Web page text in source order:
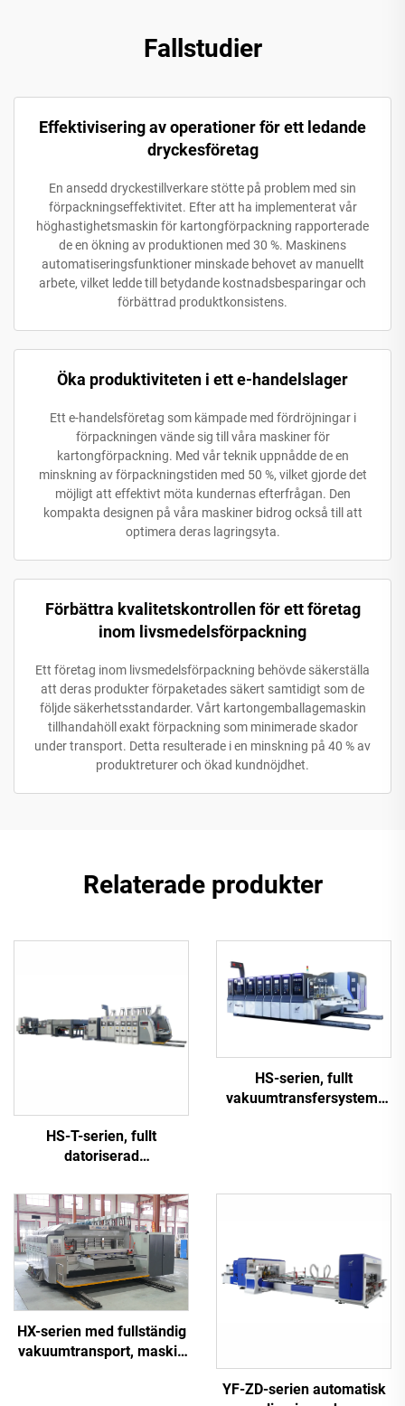
Fallstudier
Effektivisering av operationer för ett ledande
dryckesföretag
En ansedd dryckestillverkare stötte på problem med sin
förpackningseffektivitet. Efter att ha implementerat vår
höghastighetsmaskin för kartongförpackning rapporterade
de en ökning av produktionen med 30 %. Maskinens
automatiseringsfunktioner minskade behovet av manuellt
arbete, vilket ledde till betydande kostnadsbesparingar och
förbättrad produktkonsistens.
Öka produktiviteten i ett e-handelslager
Ett e-handelsföretag som kämpade med fördröjningar i
förpackningen vände sig till våra maskiner för
kartongförpackning. Med vår teknik uppnådde de en
minskning av förpackningstiden med 50 %, vilket gjorde det
möjligt att effektivt möta kundernas efterfrågan. Den
kompakta designen på våra maskiner bidrog också till att
optimera deras lagringsyta.
Förbättra kvalitetskontrollen för ett företag
inom livsmedelsförpackning
Ett företag inom livsmedelsförpackning behövde säkerställa
att deras produkter förpaketades säkert samtidigt som de
följde säkerhetsstandarder. Vårt kartongemballagemaskin
tillhandahöll exakt förpackning som minimerade skador
under transport. Detta resulterade i en minskning på 40 % av
produktreturer och ökad kundnöjdhet.
Relaterade produkter
HS-T-serien, fullt
datoriserad
med limning och
automatisk inpackning
(för små lådor)
HS-serien, fullt
vakuumtransfersystem,
(Vakuumtransfer
HX-serien med fullständig
vakuumtransport, maskin
YF-ZD-serien automatisk